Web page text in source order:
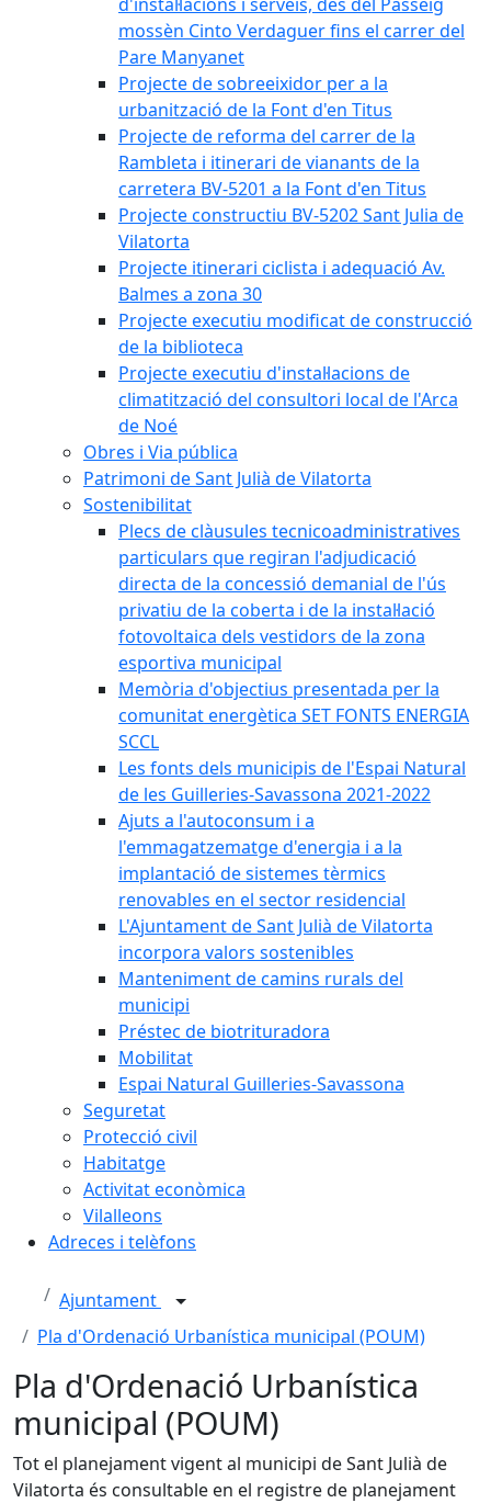
mossèn Cinto Verdaguer fins el carrer del
Pare Manyanet
Projecte de sobreeixidor per a la
urbanització de la Font d'en Titus
Projecte de reforma del carrer de la
Rambleta i itinerari de vianants de la
carretera BV-5201 a la Font d'en Titus
Projecte constructiu BV-5202 Sant Julia de
Vilatorta
Projecte itinerari ciclista i adequació Av.
Balmes a zona 30
Projecte executiu modificat de construcció
de la biblioteca
Projecte executiu d'instal·lacions de
climatització del consultori local de l'Arca
de Noé
Obres i Via pública
Patrimoni de Sant Julià de Vilatorta
Sostenibilitat
Plecs de clàusules tecnicoadministratives
particulars que regiran l'adjudicació
directa de la concessió demanial de l'ús
privatiu de la coberta i de la instal·lació
fotovoltaica dels vestidors de la zona
esportiva municipal
Memòria d'objectius presentada per la
comunitat energètica SET FONTS ENERGIA
SCCL
Les fonts dels municipis de l'Espai Natural
de les Guilleries-Savassona 2021-2022
Ajuts a l'autoconsum i a
l'emmagatzematge d'energia i a la
implantació de sistemes tèrmics
renovables en el sector residencial
L'Ajuntament de Sant Julià de Vilatorta
incorpora valors sostenibles
Manteniment de camins rurals del
municipi
Préstec de biotrituradora
Mobilitat
Espai Natural Guilleries-Savassona
Seguretat
Protecció civil
Habitatge
Activitat econòmica
Vilalleons
Adreces i telèfons
Ajuntament
Pla d'Ordenació Urbanística municipal (POUM)
Pla d'Ordenació Urbanística
municipal (POUM)
Tot el planejament vigent al municipi de Sant Julià de
Vilatorta és consultable en el registre de planejament